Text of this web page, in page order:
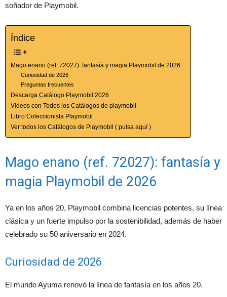
soñador de Playmobil.
Índice
Mago enano (ref. 72027): fantasía y magia Playmobil de 2026
Curiosidad de 2026
Preguntas frecuentes
Descarga Catálogo Playmobil 2026
Videos con Todos los Catálogos de playmobil
Libro Coleccionista Playmobil
Ver todos los Catálogos de Playmobil ( pulsa aquí )
Mago enano (ref. 72027): fantasía y
magia Playmobil de 2026
Ya en los años 20, Playmobil combina licencias potentes, su línea
clásica y un fuerte impulso por la sostenibilidad, además de haber
celebrado su 50 aniversario en 2024.
Curiosidad de 2026
El mundo Ayuma renovó la línea de fantasía en los años 20.